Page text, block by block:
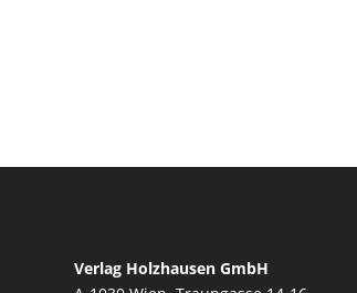
Verlag Holzhausen GmbH